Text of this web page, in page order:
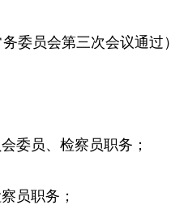
委员会第三次会议通过）
员、检察员职务；
员职务；